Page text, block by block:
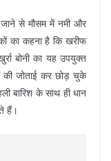
से मौसम में नमी और
का कहना है कि खरीफ
बोनी का यह उपयुक्त
की जोताई कर छोड़ चुके
बारिश के साथ ही धान
हैं।